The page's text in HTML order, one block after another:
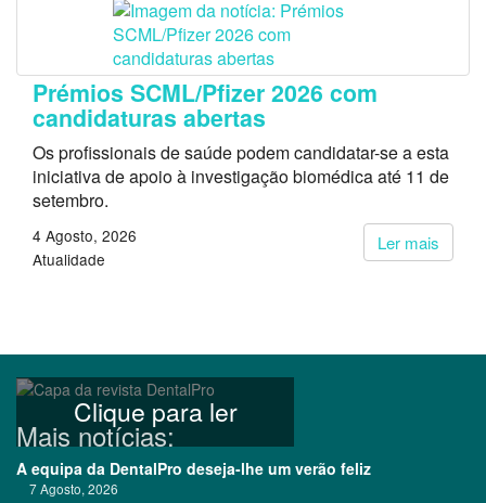
Prémios SCML/Pfizer 2026 com
candidaturas abertas
Os profissionais de saúde podem candidatar-se a esta
iniciativa de apoio à investigação biomédica até 11 de
setembro.
Ler mais
4 Agosto, 2026
Atualidade
Clique para ler
Mais notícias:
A equipa da DentalPro deseja-lhe um verão feliz
7 Agosto, 2026